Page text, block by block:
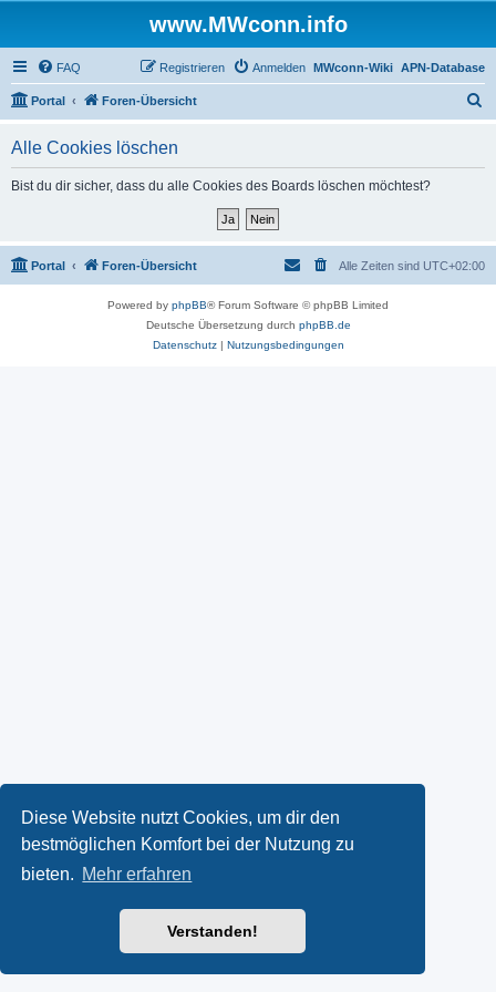
Diese Website nutzt Cookies, um dir den
bestmöglichen Komfort bei der Nutzung zu
bieten. Mehr erfahren
Verstanden!
www.MWconn.info
FAQ APN-Database
MWconn-Wiki
Anmelden
Registrieren
Portal Foren-Übersicht
Alle Cookies löschen
Bist du dir sicher, dass du alle Cookies des Boards löschen möchtest?
Portal Foren-Übersicht Alle Zeiten sind UTC+02:00
Powered by phpBB® Forum Software © phpBB Limited
Deutsche Übersetzung durch phpBB.de
Datenschutz| Nutzungsbedingungen